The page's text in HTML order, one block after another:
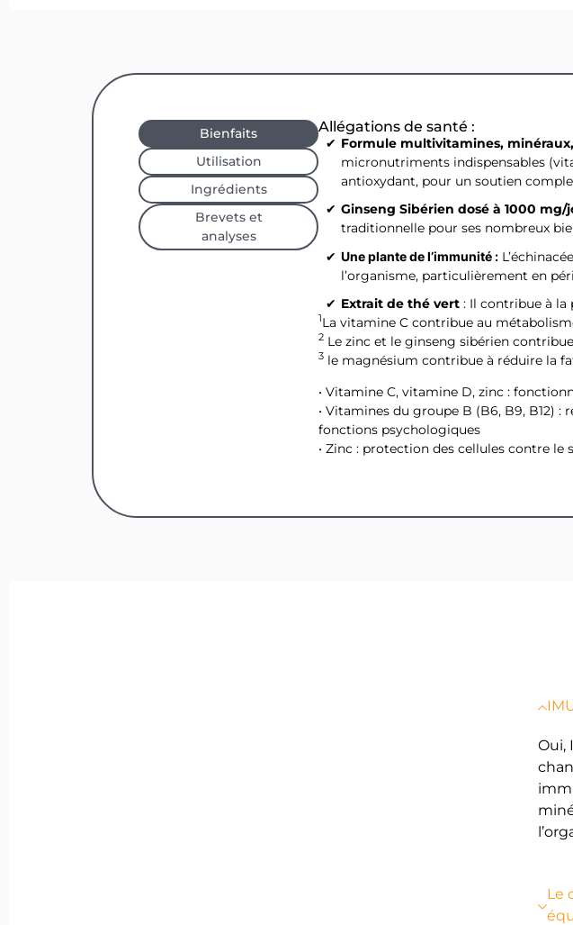
Bienfaits
Utilisation
Ingrédients
Brevets et
analyses
Allégations de santé :
Formule multivitamines,
micronutriments indispensables
antioxydant, pour un soutien
Ginseng Sibérien dosé à 1000 mg/
traditionnelle pour ses nombreux
Une plante de l’immunité :
l’organisme, particulièrement en
Extrait de thé vert : Il contribue à la
1La vitamine C contribue au
2 Le zinc et le ginseng sibérien
3 le magnésium contribue à réduire la
• Vitamine C, vitamine D, zinc :
• Vitamines du groupe B (B6, B9, B12)
fonctions psychologiques
• Zinc : protection des cellules contre le
Oui,
Le